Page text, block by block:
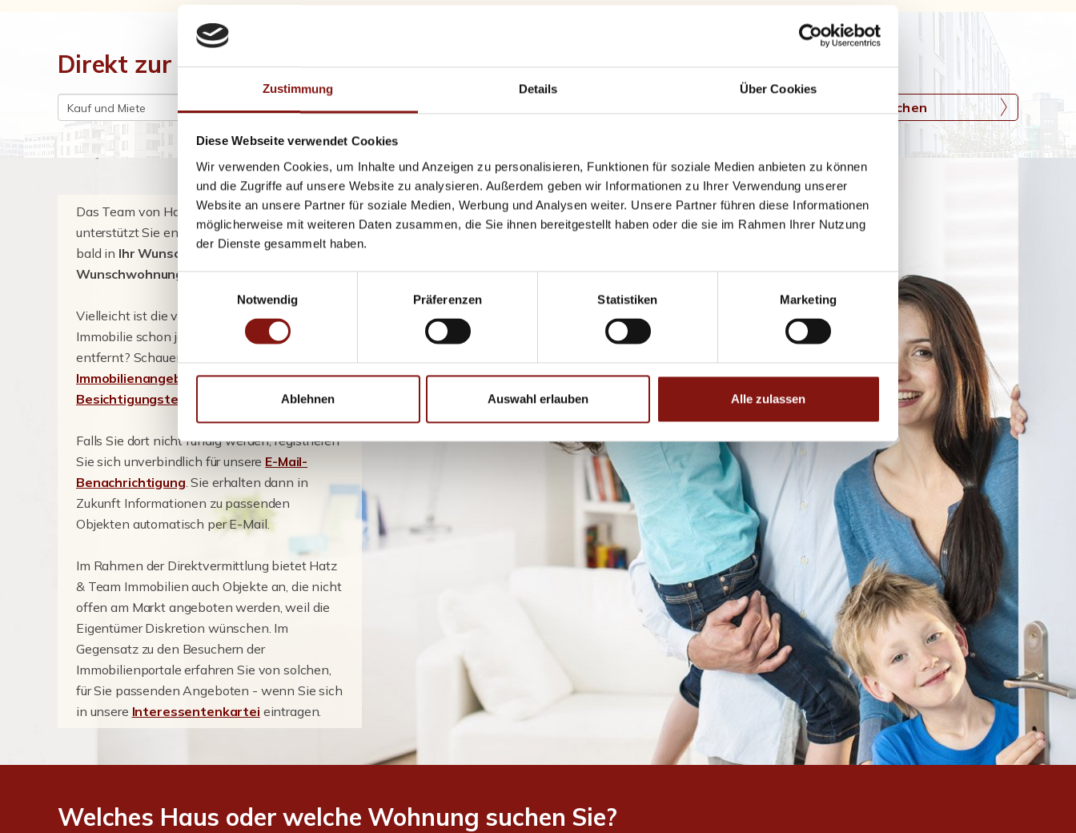
Zustimmung Details Über Cookies
Diese Webseite verwendet Cookies
Wir verwenden Cookies, um Inhalte und Anzeigen zu personalisieren, Funktionen für soziale Medien anbieten zu können
und die Zugriffe auf unsere Website zu analysieren. Außerdem geben wir Informationen zu Ihrer Verwendung unserer
Website an unsere Partner für soziale Medien, Werbung und Analysen weiter. Unsere Partner führen diese Informationen
möglicherweise mit weiteren Daten zusammen, die Sie ihnen bereitgestellt haben oder die sie im Rahmen Ihrer Nutzung
der Dienste gesammelt haben.
Einwilligungsauswahl
Notwendig
Präferenzen Statistiken Marketing
Ablehnen Auswahl erlauben Alle zulassen
Direkt zur Traum-Immobilie – starten Sie durch
Suchen
Das Team von Hatz & Team Immobilien
unterstützt Sie engagiert. Damit Sie schon
bald in Ihr Wunschhaus oderIhre
Wunschwohnungeinziehen können.
Vielleicht ist die von Ihnen gesuchte
Immobilie schon jetzt nur einen Mausklick
entfernt? Schauen Sie einfach auf die Seiten
Immobilienangeboteund
Besichtigungstermine
Falls Sie dort nicht fündig werden, registrieren
Sie sich unverbindlich für unsere E-Mail-
Benachrichtigung. Sie erhalten dann in
Zukunft Informationen zu passenden
Objekten automatisch per E-Mail.
Im Rahmen der Direktvermittlung bietet Hatz
& Team Immobilien auch Objekte an, die nicht
offen am Markt angeboten werden, weil die
Eigentümer Diskretion wünschen. Im
Gegensatz zu den Besuchern der
Immobilienportale erfahren Sie von solchen,
für Sie passenden Angeboten - wenn Sie sich
in unsere Interessentenkartei eintragen.
Welches Haus oder welche Wohnung suchen Sie?